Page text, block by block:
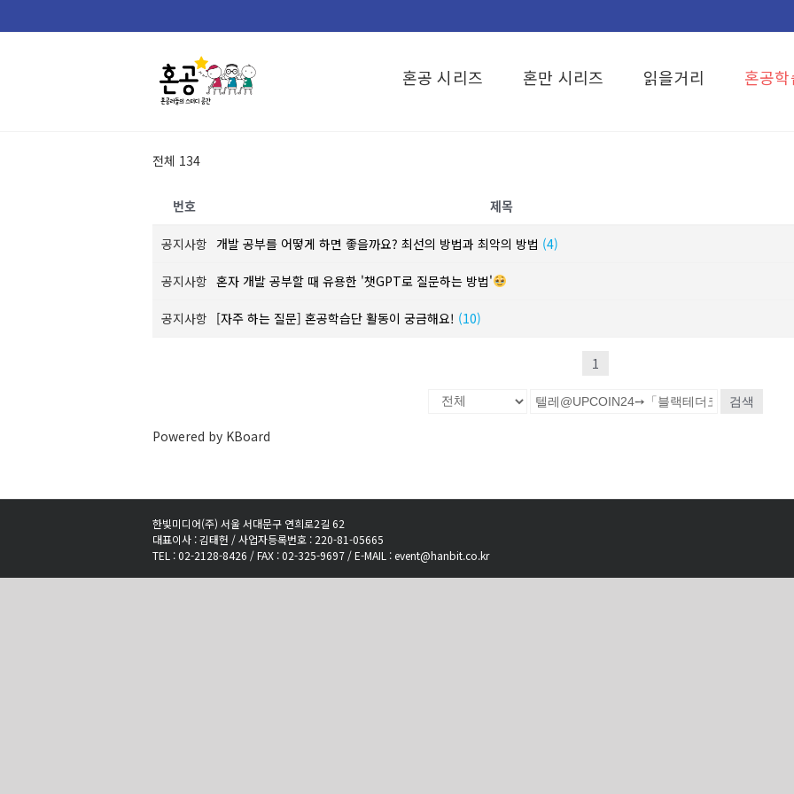
to
혼공 시리즈 혼만 시리즈 읽을거리 혼공
전체 134
번호 제목
공지사항 개발 공부를 어떻게 하면 좋을까요? 최선의 방법과 최악의 방법 (4)
공지사항 혼자 개발 공부할 때 유용한 '챗GPT로 질문하는 방법'
공지사항 [자주 하는 질문] 혼공학습단 활동이 궁금해요! (10)
1
검색
Powered by KBoard
한빛미디어(주) 서울 서대문구 연희로2길 62
대표이사 : 김태헌 / 사업자등록번호 : 220-81-05665
TEL : 02-2128-8426 / FAX : 02-325-9697 / E-MAIL : event@hanbit.co.kr